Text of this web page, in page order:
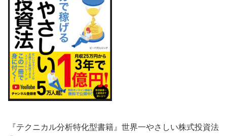
『テクニカル分析特化型書籍』世界一やさしい株式投資法